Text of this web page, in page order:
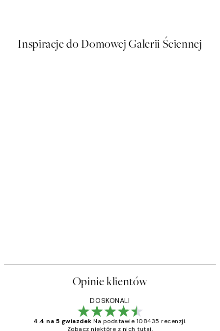
Inspiracje do Domowej Galerii Ściennej
Opinie klientów
DOSKONALI
4.4 na 5 gwiazdek Na podstawie 108435 recenzji.
Zobacz niektóre z nich tutaj.